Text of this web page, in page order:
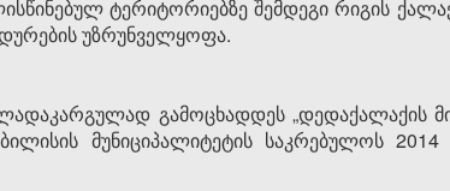
ტერიტორიებზე შემდეგი რიგის
უზრუნველყოფა.
გამოცხადდეს „დედაქალაქის
მუნიციპალიტეტის საკრებულოს